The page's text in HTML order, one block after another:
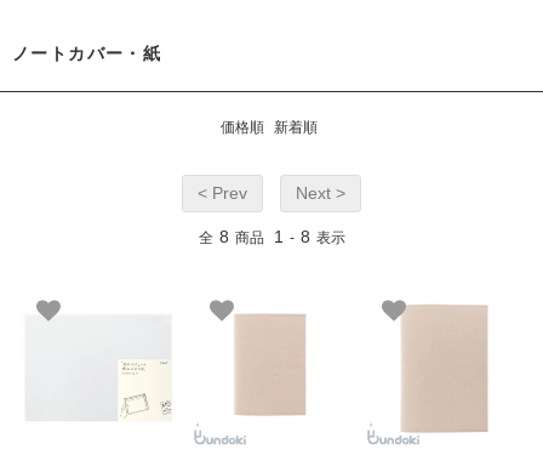
ノートカバー・紙
価格順 新着順
< Prev Next >
全 8 商品 1 - 8 表示